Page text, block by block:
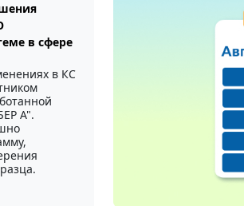
в сфере
в КС
А".